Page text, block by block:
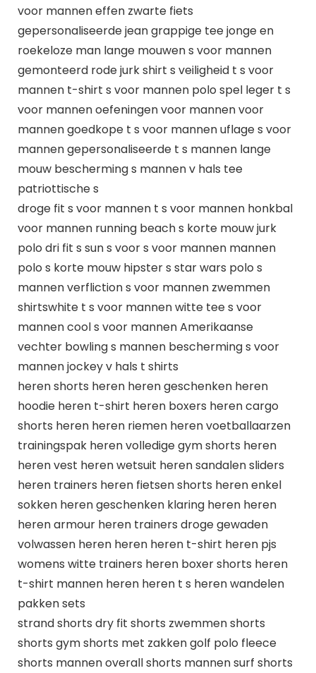
voor mannen effen zwarte fiets
gepersonaliseerde jean grappige tee jonge en
roekeloze man lange mouwen s voor mannen
gemonteerd rode jurk shirt s veiligheid t s voor
mannen t-shirt s voor mannen polo spel leger t s
voor mannen oefeningen voor mannen voor
mannen goedkope t s voor mannen uflage s voor
mannen gepersonaliseerde t s mannen lange
mouw bescherming s mannen v hals tee
patriottische s
droge fit s voor mannen t s voor mannen honkbal
voor mannen running beach s korte mouw jurk
polo dri fit s sun s voor s voor mannen mannen
polo s korte mouw hipster s star wars polo s
mannen verfliction s voor mannen zwemmen
shirtswhite t s voor mannen witte tee s voor
mannen cool s voor mannen Amerikaanse
vechter bowling s mannen bescherming s voor
mannen jockey v hals t shirts
heren shorts heren heren geschenken heren
hoodie heren t-shirt heren boxers heren cargo
shorts heren heren riemen heren voetballaarzen
trainingspak heren volledige gym shorts heren
heren vest heren wetsuit heren sandalen sliders
heren trainers heren fietsen shorts heren enkel
sokken heren geschenken klaring heren heren
heren armour heren trainers droge gewaden
volwassen heren heren heren t-shirt heren pjs
womens witte trainers heren boxer shorts heren
t-shirt mannen heren heren t s heren wandelen
pakken sets
strand shorts dry fit shorts zwemmen shorts
shorts gym shorts met zakken golf polo fleece
shorts mannen overall shorts mannen surf shorts